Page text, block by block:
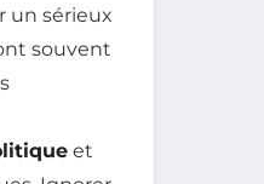
un sérieux
souvent
et